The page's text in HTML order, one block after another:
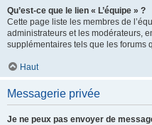
Qu’est-ce que le lien « L’équipe » ?
Cette page liste les membres de
administrateurs et les modérateurs,
supplémentaires tels que les forums
Haut
Messagerie privée
Je ne peux pas envoyer de